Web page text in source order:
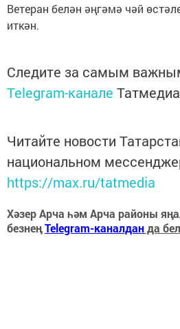
Ветеран белән әңгәмә чәй
иткән.
Следите за самым
Telegram-канале Татмедиа
Читайте новости
национальном
https://max.ru/tatmedia
Хәзер Арча һәм Арча районы
безнеңTelegram-каналданда